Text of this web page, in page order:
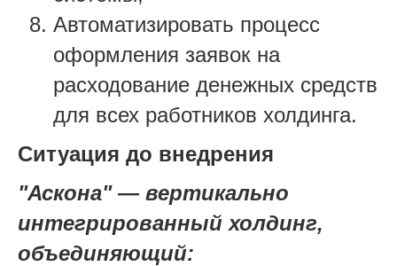
Автоматизировать процесс
оформления заявок на
расходование денежных средств
для всех работников холдинга.
Ситуация до внедрения
"Аскона" — вертикально
интегрированный холдинг,
объединяющий: